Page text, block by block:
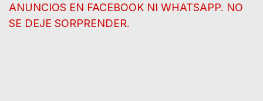
ANUNCIOS EN FACEBOOK NI WHATSAPP. NO
SE DEJE SORPRENDER.